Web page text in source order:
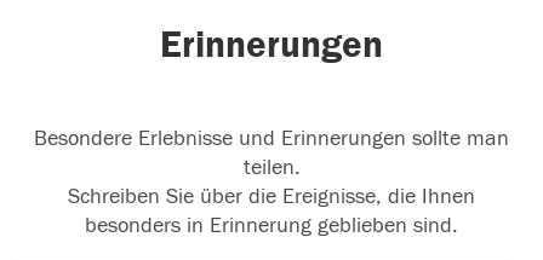
Erinnerungen
Besondere Erlebnisse und Erinnerungen sollte man
teilen.
Schreiben Sie über die Ereignisse, die Ihnen
besonders in Erinnerung geblieben sind.